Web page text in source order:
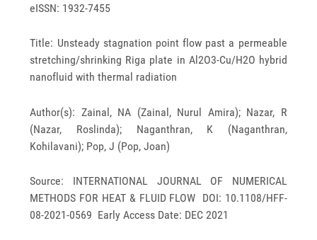
eISSN: 1932-7455
Title: Unsteady stagnation point flow past a permeable
stretching/shrinking Riga plate in Al2O3-Cu/H2O hybrid
nanofluid with thermal radiation
Author(s): Zainal, NA (Zainal, Nurul Amira); Nazar, R
(Nazar, Roslinda); Naganthran, K (Naganthran,
Kohilavani); Pop, J (Pop, Joan)
Source: INTERNATIONAL JOURNAL OF NUMERICAL
METHODS FOR HEAT & FLUID FLOW DOI: 10.1108/HFF-
08-2021-0569 Early Access Date: DEC 2021